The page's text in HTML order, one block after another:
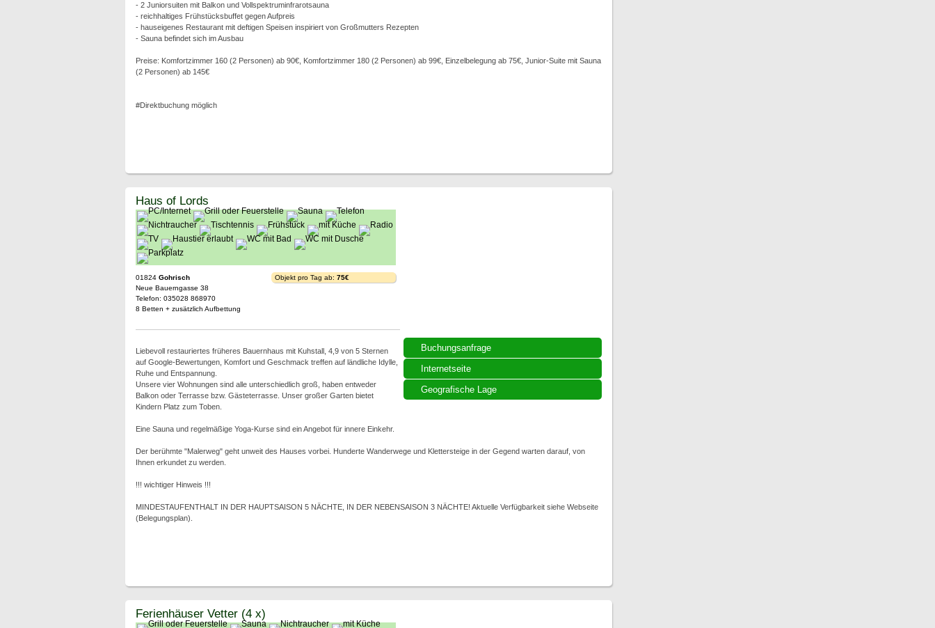
- 2 Juniorsuiten mit Balkon und Vollspektruminfrarotsauna
- reichhaltiges Frühstücksbuffet gegen Aufpreis
- hauseigenes Restaurant mit deftigen Speisen inspiriert von Großmutters Rezepten
- Sauna befindet sich im Ausbau
Preise: Komfortzimmer 160 (2 Personen) ab 90€, Komfortzimmer 180 (2 Personen) ab 99€, Einzelbelegung ab 75€, Junior-Suite mit Sauna
(2 Personen) ab 145€
#Direktbuchung möglich
Buchungsanfrage
Internetseite
Geografische Lage
Haus of Lords
01824 Gohrisch
Neue Bauerngasse 38
Telefon: 035028 868970
8 Betten + zusätzlich Aufbettung
Objekt pro Tag ab: 75€
Liebevoll restauriertes früheres Bauernhaus mit Kuhstall, 4,9 von 5 Sternen
auf Google-Bewertungen, Komfort und Geschmack treffen auf ländliche Idylle,
Ruhe und Entspannung.
Unsere vier Wohnungen sind alle unterschiedlich groß, haben entweder
Balkon oder Terrasse bzw. Gästeterrasse. Unser großer Garten bietet
Kindern Platz zum Toben.
Eine Sauna und regelmäßige Yoga-Kurse sind ein Angebot für innere Einkehr.
Der berühmte "Malerweg" geht unweit des Hauses vorbei. Hunderte Wanderwege und Klettersteige in der Gegend warten darauf, von
Ihnen erkundet zu werden.
!!! wichtiger Hinweis !!!
MINDESTAUFENTHALT IN DER HAUPTSAISON 5 NÄCHTE, IN DER NEBENSAISON 3 NÄCHTE! Aktuelle Verfügbarkeit siehe Webseite
(Belegungsplan).
Ferienhäuser Vetter (4 x)